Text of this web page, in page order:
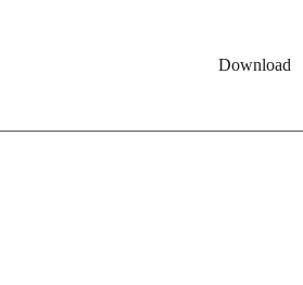
Download